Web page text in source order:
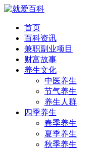
首页
百科资讯
兼职副业项目
财富故事
养生文化
中医养生
节气养生
养生人群
四季养生
春季养生
夏季养生
秋季养生